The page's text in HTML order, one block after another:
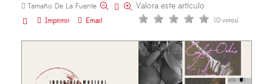
Tamaño De La Fuente
Imprimir
Email
Valora este artículo
(0 votos)